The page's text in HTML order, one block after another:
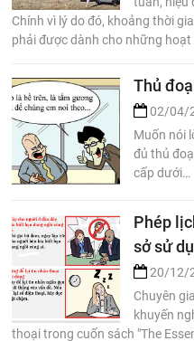
Chính vì lý do đó, khoảng thời
phải được dành cho những hoạt
Thủ
02/04/
Muốn nói
đủ thủ
cấp dưới…
Phép
sở sử
20/12/
Chuyên
khuyến
thoại trong cuốn sách "The